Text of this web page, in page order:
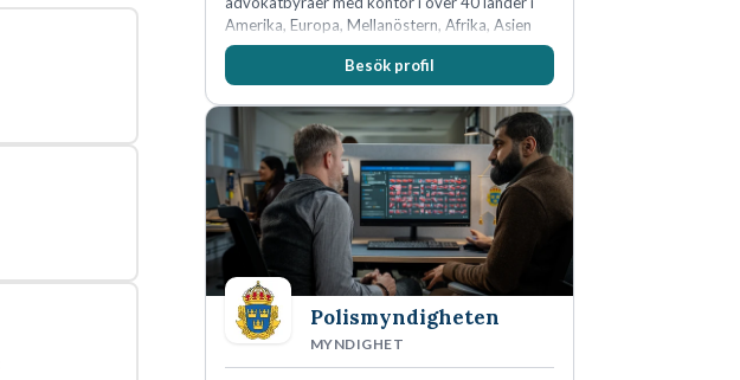
Amerika, Europa, Mellanöstern, Afrika, Asien
och Oceanien. Vi är specialister inom
affärsjuridikens alla områden och vi har några
fler än 450 jurister på fem kontor i Stockholm,
Köpenhamn, Århus, Oslo och Helsingfors kan vi
på DLA Piper erbjuda våra klienter en unik,
effektiv och gränsöverskridande nordisk
expertis. På vårt kontor i centrala Stockholm är
vi idag drygt 240 medarbetare.
Besök profil
Polismyndigheten
MYNDIGHET